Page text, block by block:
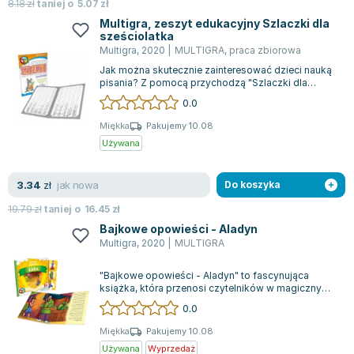
Książki o naukach politycznych dla studentów
Książki do nauk przyrodniczych dla studentów
Książki do nauk społecznych dla studentów
Książki do nauk ścisłych dla studentów
Prawo - książki dla studentów
Technologia żywności - książki
Zarządzanie i marketing - książki
Podręczniki dla nauczycieli - metodyka
Repetytoria, testy i materiały pomocnicze
Bolesław Prus
Clive Cussler
Wanda Chotomska
Józef Ignacy Kraszewski
Clive Staples Lewis
Martyna Wojciechowska
Melissa De la Cruz
Jaś Kapela
Agatha Christie
Witold Gadowski
Jan Pietrzak
Marcin Kowalczyk
Piotr Zychowicz
Joanna Jabłczyńska
Piotr Kościelny
8.18złtaniej o5.07 zł
Multigra, zeszyt edukacyjny Szlaczki dla
sześciolatka
Multigra, 2020 MULTIGRA, praca zbiorowa
Jak można skutecznie zainteresować dzieci nauką
pisania? Z pomocą przychodzą "Szlaczki dla
sześciolatka", które idealnie łączą edu...
0.0
Miękka
Pakujemy 10.08
Używana
3.34 zł jak nowa
19.79złtaniej o 16.45 zł
Do koszyka
Bajkowe opowieści - Aladyn
Multigra, 2020 MULTIGRA
"Bajkowe opowieści - Aladyn" to fascynująca
książka, która przenosi czytelników w magiczny
świat przygód młodego Aladyna. W środku...
0.0
Miękka
Pakujemy 10.08
Używana
Wyprzedaż